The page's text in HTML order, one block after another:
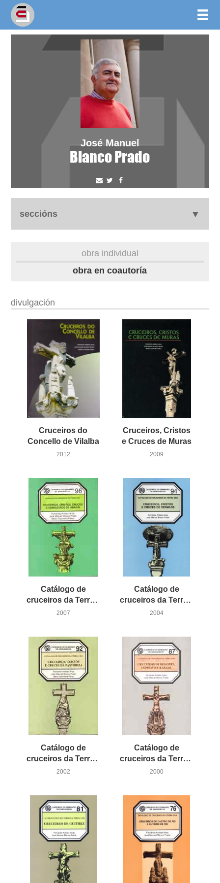
José Manuel
Blanco Prado
seccións
videoteca
outros docs
obra individual
obra en coautoría
divulgación
Cruceiros do
Concello de Vilalba
2012
Cruceiros, Cristos
e Cruces de Muras
2009
Catálogo de
cruceiros da Terra Chá: Cruceiros, Cristos, Cruces e Esmoleiros de Abadín
2007
Catálogo de
cruceiros da Terra Chá: Cruceiros, Cristos e Cruces de Xermade
2004
Catálogo de
cruceiros da Terra Chá: Cruceiros, Cristos e Cruces da Pastoriza
2002
Catálogo de
cruceiros da Terra Chá: Cruceiros de Begonte, Cospeito e Rábade
2000